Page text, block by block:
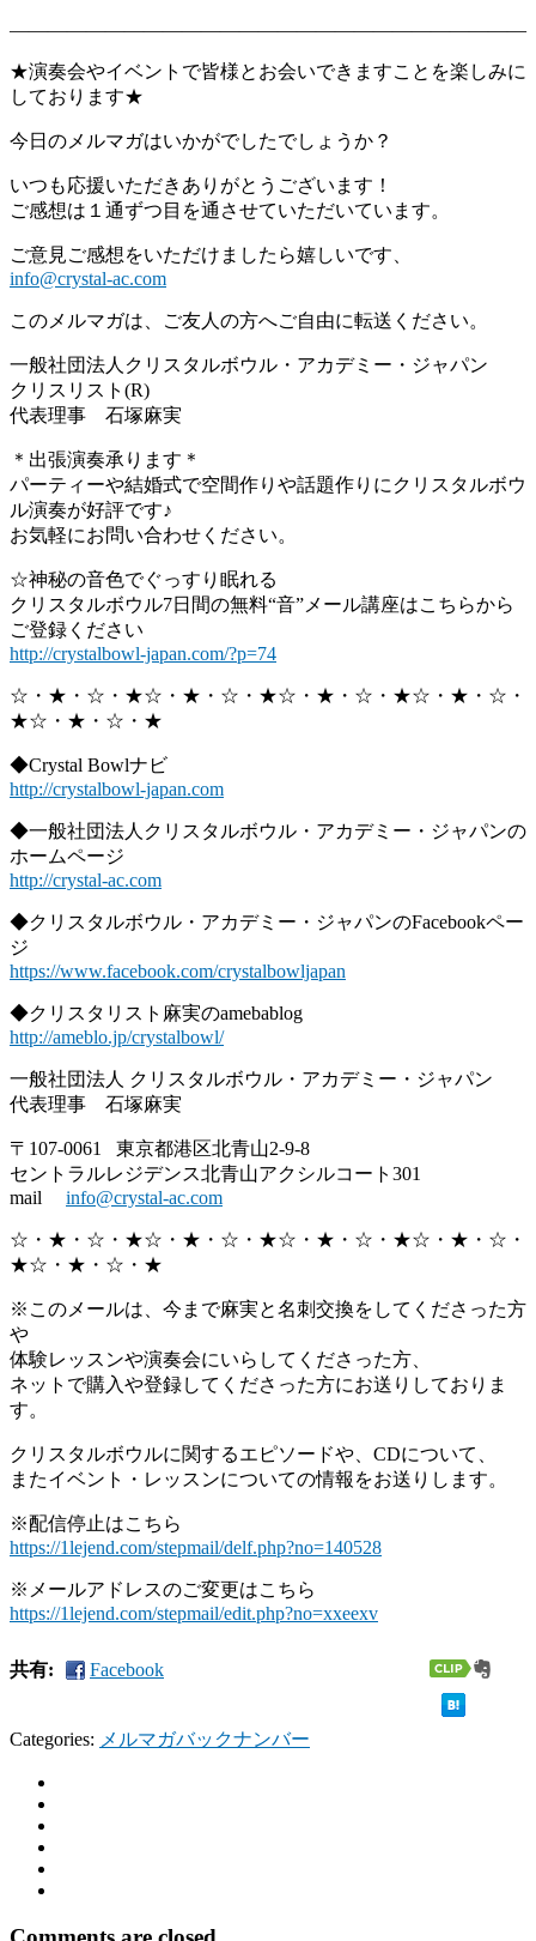
―――――――――――――――――――――――――――
★演奏会やイベントで皆様とお会いできますことを楽しみに
しており ます★
今日のメルマガはいかがでしたでしょうか？
いつも応援いただきありがとうございます！
ご感想は１通ずつ目を通させていただいています。
ご意見ご感想をいただけましたら嬉しいです、
info@crystal-ac.com
このメルマガは、ご友人の方へご自由に転送ください。
一般社団法人クリスタルボウル・アカデミー・ジャパン
クリスリスト(R)
代表理事 石塚麻実
＊出張演奏承ります＊
パーティーや結婚式で空間作りや話題作りにクリスタルボウ
ル演奏が好評です♪
お気軽にお問い合わせください。
☆神秘の音色でぐっすり眠れる
クリスタルボウル7日間の無料“音” メール講座はこちらから
ご登録ください
http://crystalbowl-japan.com/?p=74
☆・★・☆・★☆・★・☆・★☆・★・☆・★☆・★・☆・
★☆・ ★・☆・★
◆Crystal Bowlナビ
http://crystalbowl-japan.com
◆一般社団法人クリスタルボウル・アカデミー・ ジャパンの
ホームページ
http://crystal-ac.com
◆クリスタルボウル・アカデミー・ ジャパンのFacebookペー
ジ
https://www.facebook.com/crystalbowljapan
◆クリスタリスト麻実のamebablog
http://ameblo.jp/crystalbowl/
一般社団法人 クリスタルボウル・アカデミー・ジャパン
代表理事 石塚麻実
〒107-0061 東京都港区北青山2-9-8
セントラルレジデンス北青山アクシルコート301
mail info@crystal-ac.com
☆・★・☆・★☆・★・☆・★☆・★・☆・★☆・★・☆・
★☆・ ★・☆・★
※このメールは、今まで麻実と名刺交換をしてくださった方
や
体験レッスンや演奏会にいらしてくださった方、
ネットで購入や登録してくださった方にお送りしておりま
す。
クリスタルボウルに関するエピソードや、CDについて、
またイベント・レッスンについての情報をお送りします。
※配信停止はこちら
https://1lejend.com/stepmail/delf.php?no=140528
※メールアドレスのご変更はこちら
https://1lejend.com/stepmail/edit.php?no=xxeexv
共有: Facebook
Categories: メルマガバックナンバー